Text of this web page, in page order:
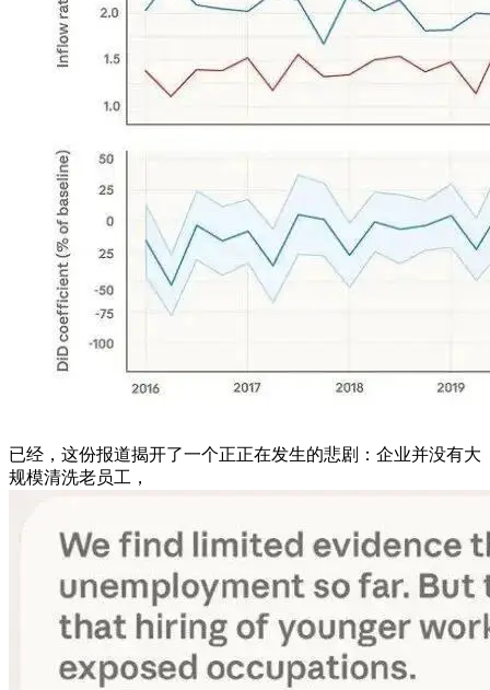
已经，这份报道揭开了一个正正在发生的悲剧：企业并没有大
规模清洗老员工，